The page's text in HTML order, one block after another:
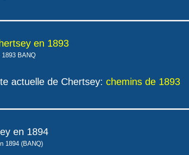
1893 BANQ
actuelle de Chertsey: chemins de 1893
1894 (BANQ)